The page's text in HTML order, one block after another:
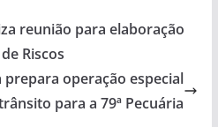
reunião para elaboração
Riscos
operação especial
para a 79ª Pecuária